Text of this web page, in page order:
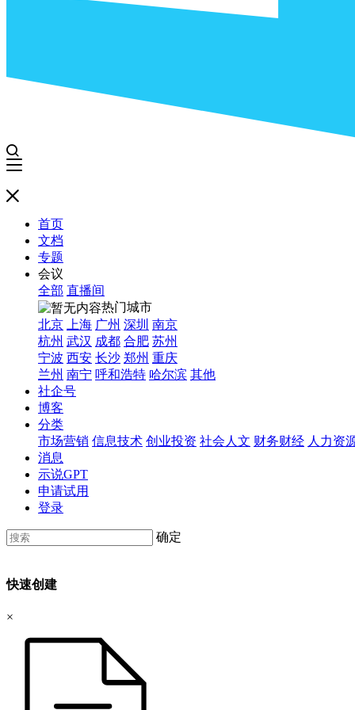
首页
文档
专题
会议
全部 直播间
热门城市
北京
上海 广州 深圳 南京
杭州 武汉 成都 合肥 苏州
宁波 西安 长沙 郑州 重庆
兰州 南宁 呼和浩特 哈尔滨 其他
社企号
博客
分类
市场营销 信息技术 创业投资 社会人文 财务财经 人力资
消息
示说GPT
申请试用
登录
确定
快速创建
×